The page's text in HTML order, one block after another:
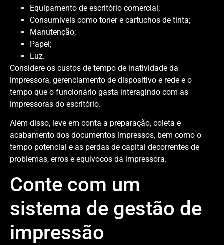
Equipamento de escritório comercial;
Consumíveis como toner e cartuchos de tinta;
Manutenção;
Papel;
Luz.
Considere os custos de tempo de inatividade da
impressora, gerenciamento de dispositivo e rede e o
tempo que o funcionário gasta interagindo com as
impressoras do escritório.
Além disso, leve em conta a preparação, coleta e
acabamento dos documentos impressos, bem como o
tempo potencial e as perdas de capital decorrentes de
problemas, erros e equívocos da impressora.
Conte com um
sistema de gestão de
impressão